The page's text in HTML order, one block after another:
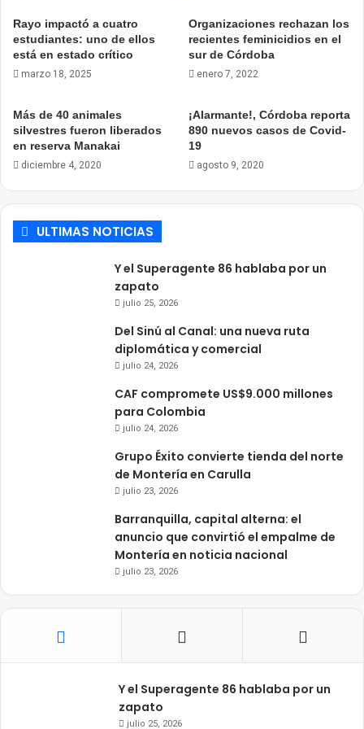
Rayo impactó a cuatro
estudiantes: uno de ellos
está en estado crítico
marzo 18, 2025
Organizaciones rechazan los
recientes feminicidios en el
sur de Córdoba
enero 7, 2022
Más de 40 animales
silvestres fueron liberados
en reserva Manakai
diciembre 4, 2020
¡Alarmante!, Córdoba reporta
890 nuevos casos de Covid-
19
agosto 9, 2020
ULTIMAS NOTICIAS
Y el Superagente 86 hablaba por un
zapato
julio 25, 2026
Del Sinú al Canal: una nueva ruta
diplomática y comercial
julio 24, 2026
CAF compromete US$9.000 millones
para Colombia
julio 24, 2026
Grupo Éxito convierte tienda del norte
de Montería en Carulla
julio 23, 2026
Barranquilla, capital alterna: el
anuncio que convirtió el empalme de
Montería en noticia nacional
julio 23, 2026
Y el Superagente 86 hablaba por un
zapato
julio 25, 2026